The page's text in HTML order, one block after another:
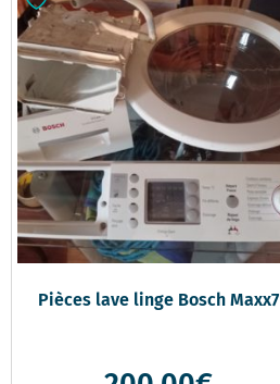
Pièces lave linge Bosch Maxx7